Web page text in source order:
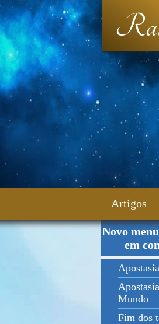
Artigos
Fale
Novo
em
Mundo
Fim dos